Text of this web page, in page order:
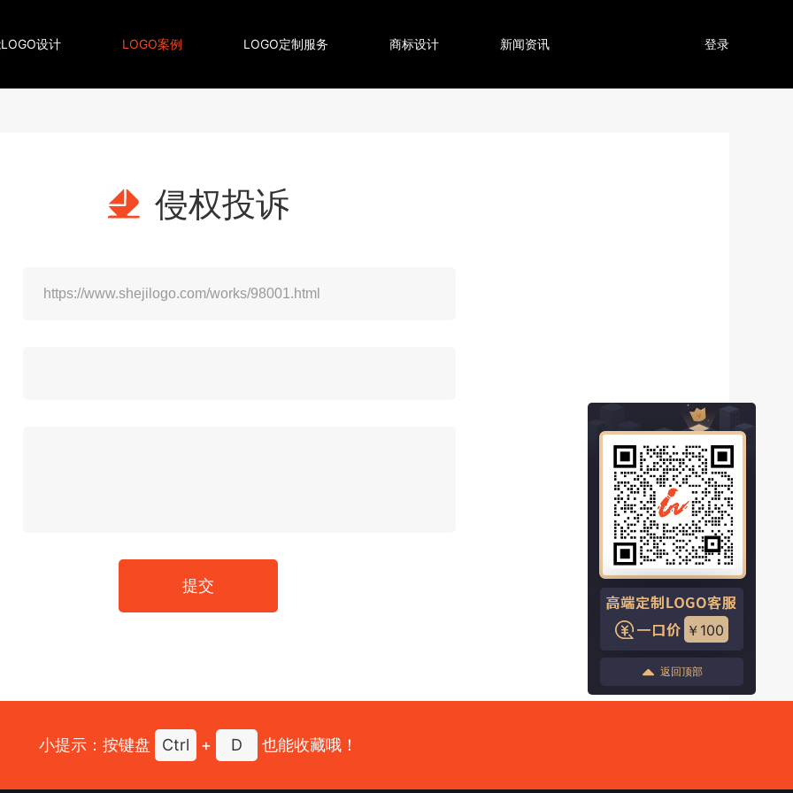
设计 LOGO案例 LOGO定制服务 商标设计 新闻资讯 登录
侵权投诉
提交
小提示：按键盘 Ctrl + D 也能收藏哦！
￥100
返回顶部